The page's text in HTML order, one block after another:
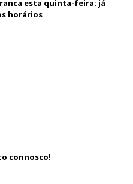
esta quinta-feira: já
horários
connosco!